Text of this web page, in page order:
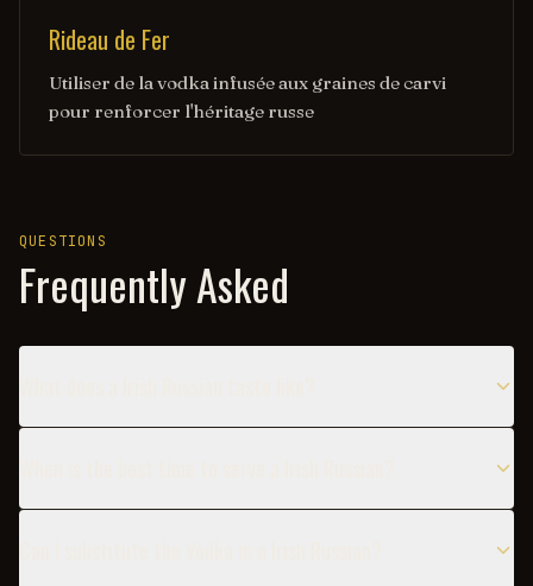
Rideau de Fer
Utiliser de la vodka infusée aux graines de carvi
pour renforcer l'héritage russe
QUESTIONS
Frequently Asked